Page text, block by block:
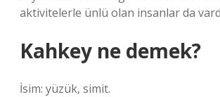
aktivitelerle ünlü olan insanlar da
Kahkey ne demek?
İsim: yüzük, simit.